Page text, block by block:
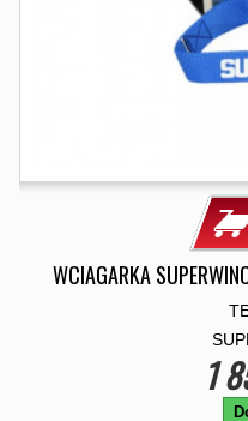
WCIAGARKA
1